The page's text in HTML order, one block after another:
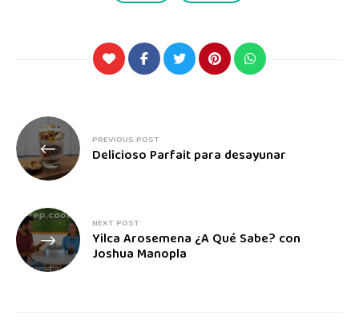
PREVIOUS POST
Delicioso Parfait para desayunar
NEXT POST
Yilca Arosemena ¿A Qué Sabe? con
Joshua Manopla